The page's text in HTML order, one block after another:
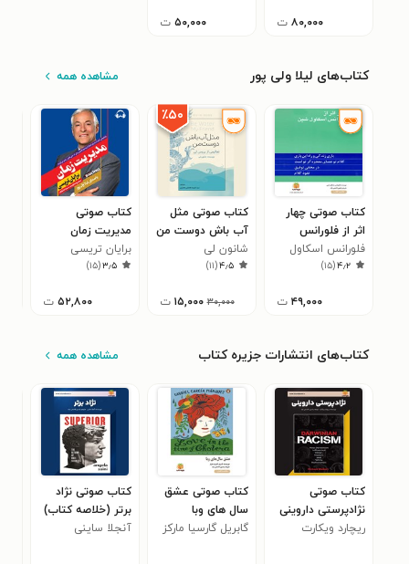
۸۰,۰۰۰ ت ۵۰,۰۰۰ ت
کتاب‌های لیلا ولی پور مشاهده همه
کتاب صوتی چهار
اثر از فلورانس
اسکاول شین
(خلاصه کتاب)
فلورانس اسکاول
شین۴٫۲(۱۵)
۴۹,۰۰۰ ت
٪۵۰
کتاب صوتی مثل
آب باش دوست من
شانون لی
۴٫۵(۱۱)
۳۰,۰۰۰ ۱۵,۰۰۰ ت
کتاب صوتی
مدیریت زمان
برایان تریسی
۳٫۵(۱۵)
۵۲,۸۰۰ ت
کتاب‌های انتشارات جزیره کتاب مشاهده همه
کتاب صوتی
نژادپرستی داروینی
(خلاصه کتاب)
ریچارد ویکارت
کتاب صوتی عشق
سال های وبا
(خلاصه کتاب)
گابریل گارسیا مارکز
کتاب صوتی نژاد
برتر (خلاصه کتاب)
آنجلا ساینی